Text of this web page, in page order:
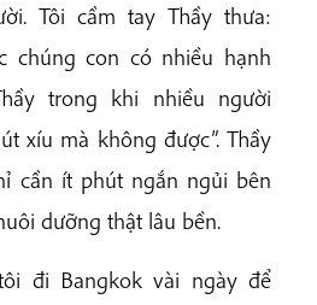
Tôi cầm tay Thầy thưa:
chúng con có nhiều hạnh
trong khi nhiều người
xíu mà không được”. Thầy
cần ít phút ngắn ngủi bên
dưỡng thật lâu bền.
đi Bangkok vài ngày để